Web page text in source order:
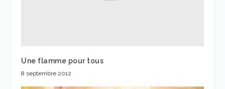
Une flamme pour tous
8 septembre 2012